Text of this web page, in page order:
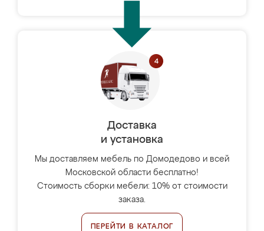
Доставка
и установка
Мы доставляем мебель по Домодедово и всей
Московской области бесплатно!
Стоимость сборки мебели: 10% от стоимости
заказа.
ПЕРЕЙТИ В КАТАЛОГ